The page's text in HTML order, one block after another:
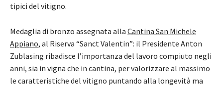
tipici del vitigno.
Medaglia di bronzo assegnata alla Cantina San Michele
Appiano, al Riserva “Sanct Valentin”: il Presidente Anton
Zublasing ribadisce l’importanza del lavoro compiuto negli
anni, sia in vigna che in cantina, per valorizzare al massimo
le caratteristiche del vitigno puntando alla longevità ma